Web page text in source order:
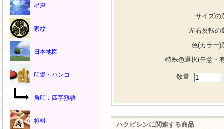
サイズの
左右反転の
色(カラー)
特殊色選択(任意・
数量
ハクビシンに関連する商品
星座
家紋
日本地図
印鑑・ハンコ
角印：四字熟語
将棋